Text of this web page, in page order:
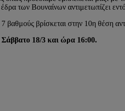
έδρα των Βουναίνων
βρίσκεται στην 10η θέση
Σάββατο 18/3 και ώρα 16:00.